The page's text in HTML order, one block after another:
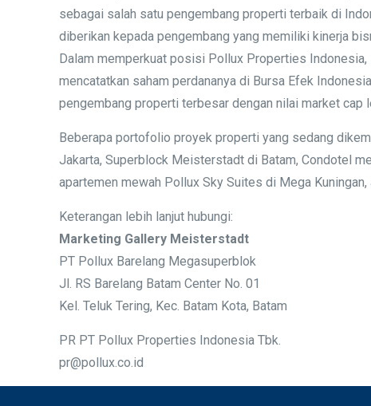
sebagai salah satu pengembang properti terbaik di
diberikan kepada pengembang yang memiliki kinerja
Dalam memperkuat posisi Pollux Properties
mencatatkan saham perdananya di Bursa Efek
pengembang properti terbesar dengan nilai market
Beberapa portofolio proyek properti yang sedang
Jakarta, Superblock Meisterstadt di Batam, Condotel
apartemen mewah Pollux Sky Suites di Mega Kuningan,
Keterangan lebih lanjut hubungi:
Marketing Gallery Meisterstadt
PT Pollux Barelang Megasuperblok
Jl. RS Barelang Batam Center No. 01
Kel. Teluk Tering, Kec. Batam Kota, Batam
PR PT Pollux Properties Indonesia Tbk.
pr@pollux.co.id